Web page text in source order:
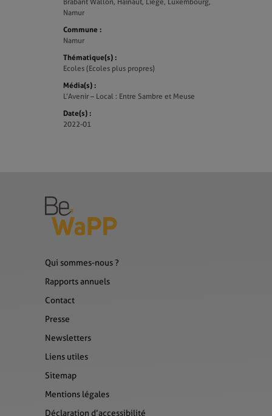
Brabant Wallon, Hainaut, Liège, Luxembourg,
Namur
Commune :
Namur
Thématique(s) :
Ecoles (Ecoles plus propres)
Média(s) :
L’Avenir – Local : Entre Sambre et Meuse
Date(s) :
2022-01
Qui sommes-nous ?
Rapports annuels
Contact
Presse
Newsletters
Liens utiles
Sitemap
Mentions légales
Déclaration d’accessibilité